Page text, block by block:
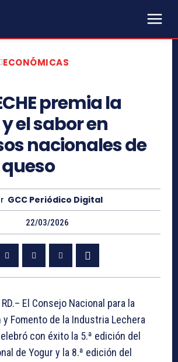
ECONÓMICAS
premia la
el sabor en
nacionales de
GCC Periódico Digital
22/03/2026
El Consejo Nacional para la
y Fomento de la Industria Lechera
con éxito la 5.ª edición del
de Yogur y la 8.ª edición del